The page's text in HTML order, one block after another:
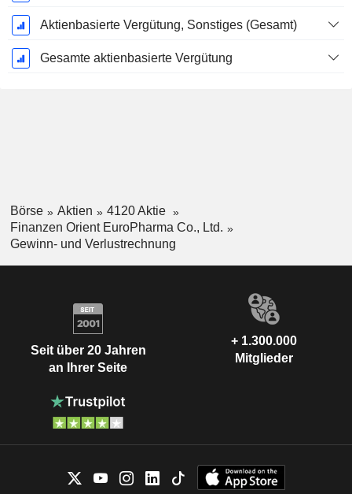
Aktienbasierte Vergütung, Sonstiges (Gesamt)
Gesamte aktienbasierte Vergütung
Börse Aktien
4120 Aktie
Finanzen Orient EuroPharma Co., Ltd.
Gewinn- und Verlustrechnung
Seit über 20 Jahren
an Ihrer Seite
+ 1.300.000
Mitglieder